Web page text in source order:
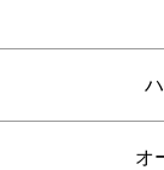
オ